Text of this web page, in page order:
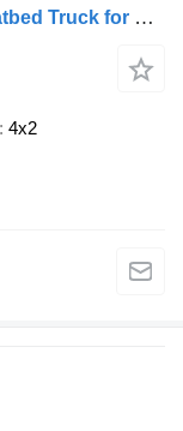
Howo Good Condition HOWO 4x2 Flatbed Truck for Sale
4x2